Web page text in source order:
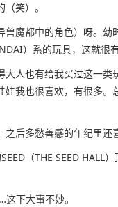
笑）。
兽魔都中的角色）呀。
）系的玩具，这就很
人也有给我买过这一
我也很喜欢，有很多
后多愁善感的年纪里还
（THE SEED HALL
下大事不妙。